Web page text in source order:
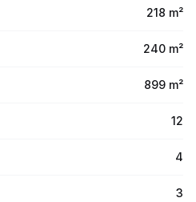
218 m²
240 m²
899 m²
12
4
3